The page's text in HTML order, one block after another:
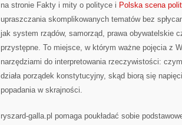
na stronie Fakty i mity o polityce i Polska scena
upraszczania skomplikowanych tematów bez
jak system rządów, samorząd, prawa obywatelskie
przystępne. To miejsce, w którym ważne pojęcia z
narzędziami do interpretowania rzeczywistości:
działa porządek konstytucyjny, skąd biorą się
popadania w skrajności.
ryszard-galla.pl pomaga poukładać sobie